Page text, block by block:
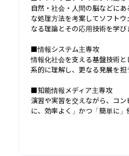
自然・社会・人間の脳などに
な処理方法を考案してソフト
なる理論とその応用技術を学び
■情報システム主専攻
情報化社会を支える基盤技術
系的に理解し、更なる発展を担
■知能情報メディア主専攻
演習や実習を交えながら、コ
に、効率よく」かつ「簡単に」